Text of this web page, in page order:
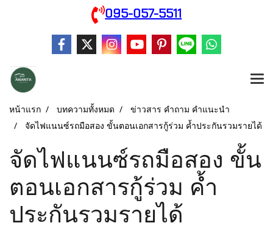
095-057-5511
หน้าแรก บทความทั้งหมด
ข่าวสาร คำถาม คำแนะนำ
จัดไฟแนนซ์รถมือสอง ขั้นตอนเอกสารกู้ร่วม ค้ำประกันรวมรายได้
จัดไฟแนนซ์รถมือสอง ขั้น
ตอนเอกสารกู้ร่วม ค้ำ
ประกันรวมรายได้